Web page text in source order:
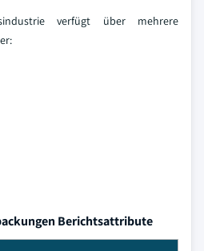
verfügt über mehrere
Berichtsattribute